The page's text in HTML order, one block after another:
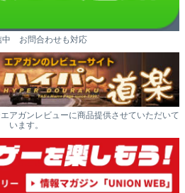
中 お問合わせも対応
アガンレビューに商品提供させていただいて
います。